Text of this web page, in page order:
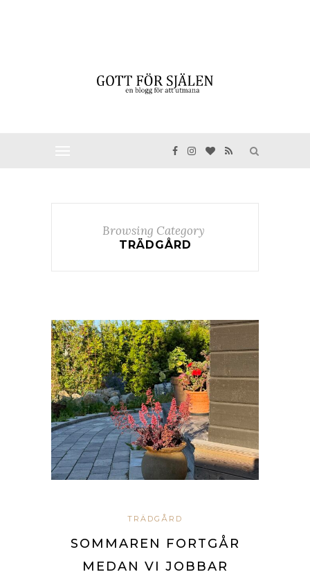
Browsing Category
TRÄDGÅRD
TRÄDGÅRD
SOMMAREN FORTGÅR
MEDAN VI JOBBAR